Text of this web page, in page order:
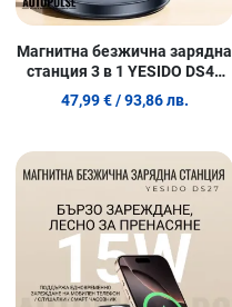
Магнитна безжична зарядна
станция 3 в 1 YESIDO DS40
(25W)
47,99 € / 93,86 лв.